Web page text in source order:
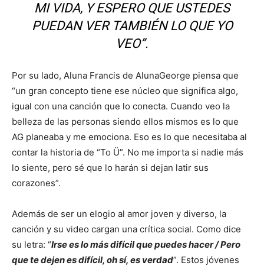
MI VIDA, Y ESPERO QUE USTEDES
PUEDAN VER TAMBIÉN LO QUE YO
VEO”.
Por su lado, Aluna Francis de AlunaGeorge piensa que
“un gran concepto tiene ese núcleo que significa algo,
igual con una canción que lo conecta. Cuando veo la
belleza de las personas siendo ellos mismos es lo que
AG planeaba y me emociona. Eso es lo que necesitaba al
contar la historia de “To Ü”. No me importa si nadie más
lo siente, pero sé que lo harán si dejan latir sus
corazones”.
Además de ser un elogio al amor joven y diverso, la
canción y su video cargan una crítica social. Como dice
su letra: “Irse es lo más difícil que puedes hacer / Pero
que te dejen es difícil, oh sí, es verdad”. Estos jóvenes